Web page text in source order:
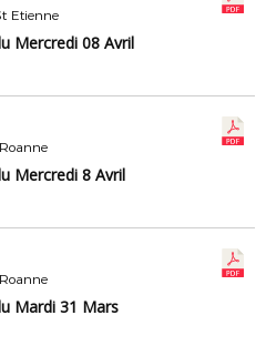
Etienne
Mercredi 08 Avril
Mercredi 8 Avril
Mardi 31 Mars